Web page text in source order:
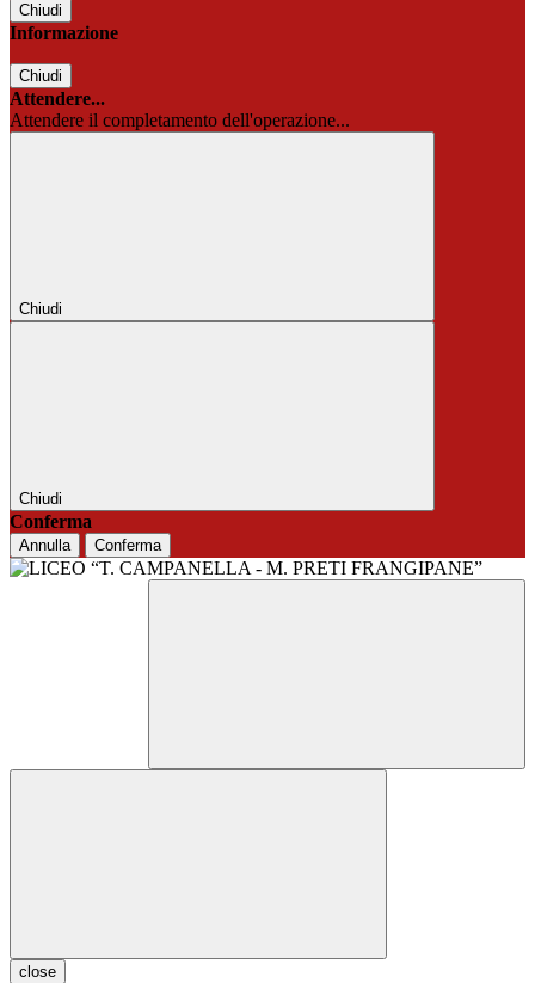
Chiudi
Informazione
Chiudi
Attendere...
Attendere il completamento dell'operazione...
Chiudi
Chiudi
Conferma
Annulla Conferma
close